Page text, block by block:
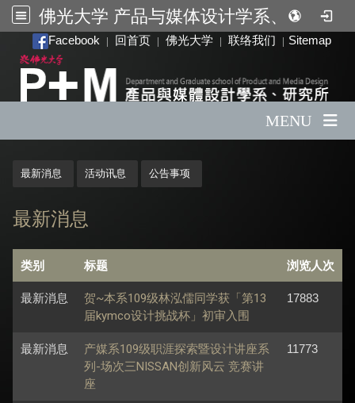
佛光大学 产品与媒体设计学系、研究所
Facebook 回首页 佛光大学 联络我们 Sitemap
MENU
最新消息 活动讯息 公告事项
最新消息
类别 标题 浏览人次
最新消息
贺~本系109级林泓儒同学获「第13
届kymco设计挑战杯」初审入围
17883
最新消息
产媒系109级职涯探索暨设计讲座系
列-场次三NISSAN创新风云 竞赛讲
座
11773